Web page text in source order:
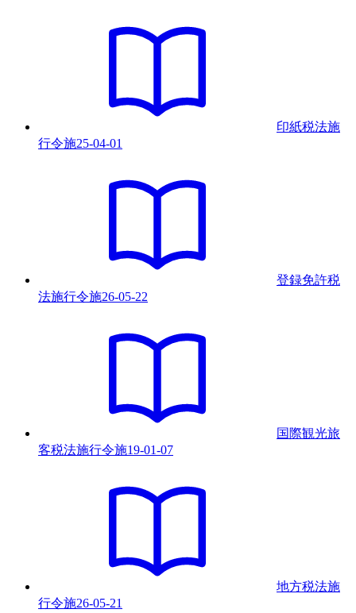
印紙税法施
行令施25-04-01
登録免許税
法施行令施26-05-22
国際観光旅
客税法施行令施19-01-07
地方税法施
行令施26-05-21